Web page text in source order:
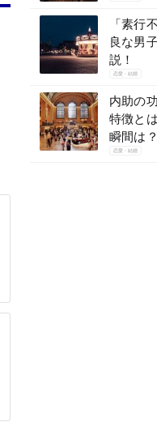
「素行
良な男
説！
恋愛・結婚
内助の
特徴と
瞬間は？
恋愛・結婚